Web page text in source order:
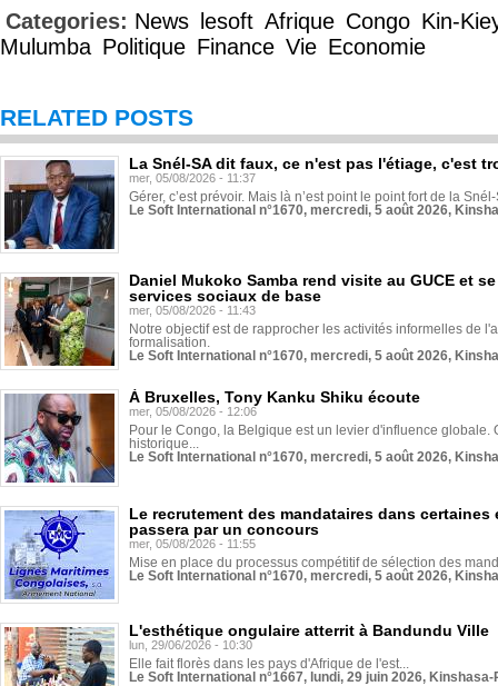
Categories: News lesoft Afrique Congo Kin-
Mulumba Politique Finance Vie Economie
RELATED POSTS
La Snél-SA dit faux, ce n'est pas l'étiage, c'est
mer, 05/08/2026 - 11:37
Gérer, c’est prévoir. Mais là n’est point le point fort de la
Le Soft International n°1670, mercredi, 5 août 2026,
Daniel Mukoko Samba rend visite au GUCE et
services sociaux de base
mer, 05/08/2026 - 11:43
Notre objectif est de rapprocher les activités informelles de
formalisation.
Le Soft International n°1670, mercredi, 5 août 2026,
À Bruxelles, Tony Kanku Shiku écoute
mer, 05/08/2026 - 12:06
Pour le Congo, la Belgique est un levier d'influence globale.
historique...
Le Soft International n°1670, mercredi, 5 août 2026,
Le recrutement des mandataires dans
passera par un concours
mer, 05/08/2026 - 11:55
Mise en place du processus compétitif de sélection des
Le Soft International n°1670, mercredi, 5 août 2026,
L'esthétique ongulaire atterrit à Bandundu Ville
lun, 29/06/2026 - 10:30
Elle fait florès dans les pays d'Afrique de l'est...
Le Soft International n°1667, lundi, 29 juin 2026,